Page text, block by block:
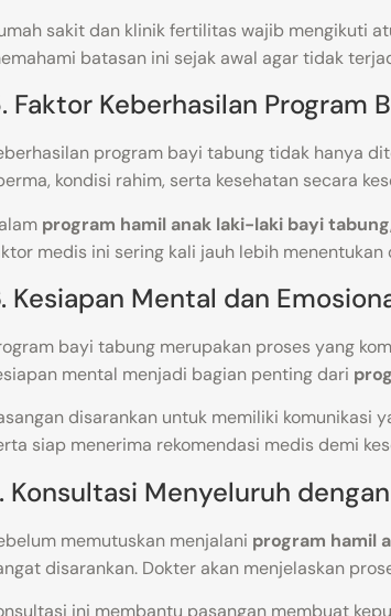
sakit dan klinik fertilitas wajib mengikuti
batasan ini sejak awal agar tidak
Faktor Keberhasilan Program
program bayi tabung tidak hanya
kondisi rahim, serta kesehatan secara
program hamil anak laki-laki bayi tabung
medis ini sering kali jauh lebih
Kesiapan Mental dan
bayi tabung merupakan proses yang
mental menjadi bagian penting dari
disarankan untuk memiliki komunikasi
siap menerima rekomendasi medis demi
Konsultasi Menyeluruh
memutuskan menjalani program hamil
disarankan. Dokter akan menjelaskan
ini membantu pasangan membuat